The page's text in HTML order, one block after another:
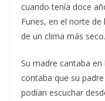
cuando tenía doce
Funes, en el norte
de un clima más seco.
Su madre cantaba
contaba que su
podían escuchar